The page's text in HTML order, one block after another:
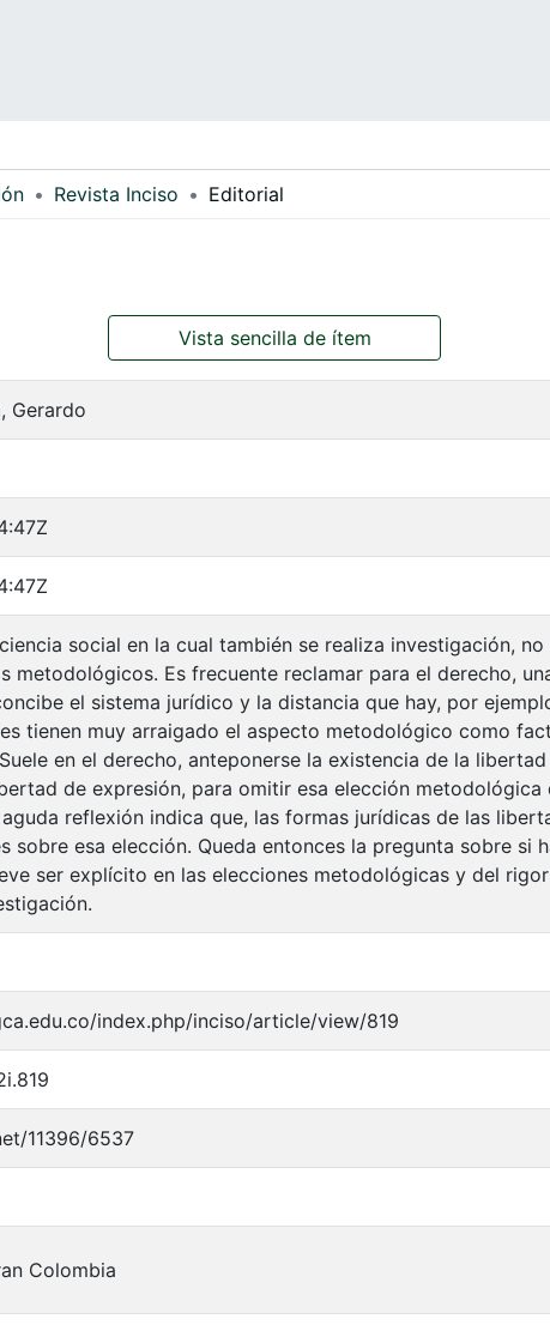
Revista Inciso Editorial
Vista sencilla de ítem
Gerardo
social en la cual también se realiza investigación,
metodológicos. Es frecuente reclamar para el derecho,
el sistema jurídico y la distancia que hay, por
tienen muy arraigado el aspecto metodológico como
en el derecho, anteponerse la existencia de la
de expresión, para omitir esa elección metodológica
reflexión indica que, las formas jurídicas de las
sobre esa elección. Queda entonces la pregunta sobre si
ser explícito en las elecciones metodológicas y del
index.php/inciso/article/view/819
11396/6537
Colombia